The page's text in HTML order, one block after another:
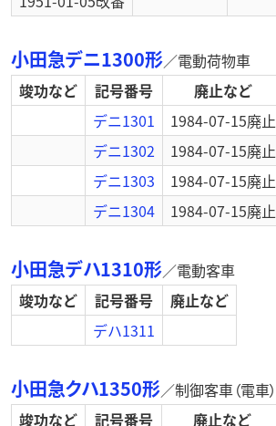
小田急デニ1300形／電動荷物車
竣功など
記号番号
廃止など
デニ1301
1984-07-15廃止
デニ1302
1984-07-15廃止
デニ1303
1984-07-15廃止
デニ1304
1984-07-15廃止
小田急デハ1310形／電動客車
竣功など
記号番号
廃止など
デハ1311
小田急クハ1350形／制御客車（電車）
竣功など
記号番号 廃止など